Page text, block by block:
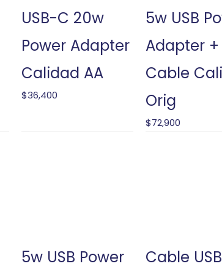
USB-C 20w
Power Adapter
Calidad AA
$36,400
5w USB
Adapter +
Cable
Orig
$72,900
5w USB Power
Cable